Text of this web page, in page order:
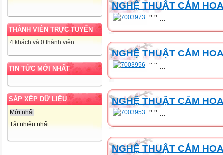
THÀNH VIÊN TRỰC TUYẾN
4 khách và 0 thành viên
TIN TỨC MỚI NHẤT
SẮP XẾP DỮ LIỆU
Mới nhất
Tải nhiều nhất
NGHỆ THUẬT CẮM
" " ...
NGHỆ THUẬT CẮM
" " ...
NGHỆ THUẬT CẮM
" " ...
NGHỆ THUẬT CẮM